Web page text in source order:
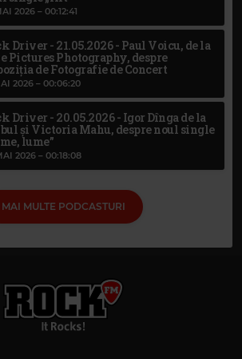
2026 – 00:12:41
Driver - 21.05.2026 - Paul Voicu, de la
Pictures Photography, despre
de Fotografie de Concert
2026 – 00:06:20
Driver - 20.05.2026 - Igor Dînga de la
și Victoria Mahu, despre noul single
lume”
2026 – 00:18:08
MAI MULTE PODCASTURI